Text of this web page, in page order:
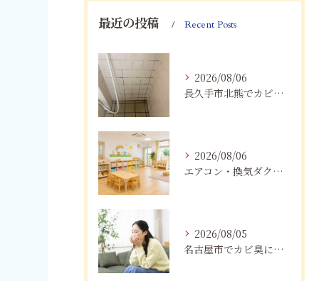
最近の投稿 Recent Posts
2026/08/06
長久手市北熊でカビに悩む方へ｜健康被害を防ぐための対策とは
2026/08/06
エアコン・換気ダクトのカビ臭を根本改善する方法
2026/08/05
名古屋市でカビ臭にお困りの方へ｜原因を根本解決するカビ取り・防カビ対策とは